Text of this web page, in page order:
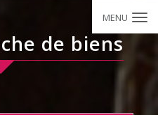
MENU
de biens